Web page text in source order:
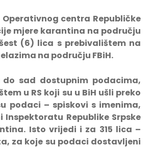
centra Republičke
mjere karantina na području
(6) lica s prebivalištem na
na području FBiH.
sad dostupnim podacima,
u RS koji su u BiH ušli preko
podaci – spiskovi s imenima,
Republike Srpske
Isto vrijedi i za 315 lica –
za koje su podaci dostavljeni